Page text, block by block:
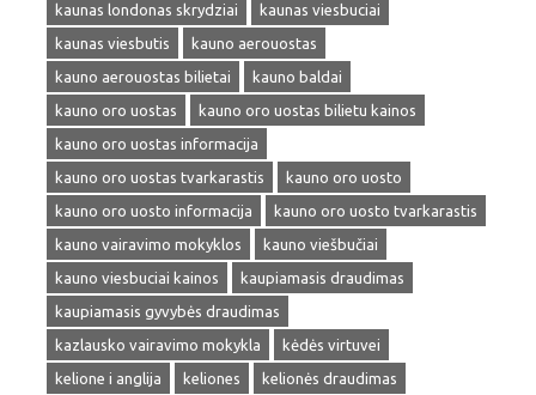
kaunas londonas skrydziai
kaunas viesbuciai
kaunas viesbutis
kauno aerouostas
kauno aerouostas bilietai
kauno baldai
kauno oro uostas
kauno oro uostas bilietu kainos
kauno oro uostas informacija
kauno oro uostas tvarkarastis
kauno oro uosto
kauno oro uosto informacija
kauno oro uosto tvarkarastis
kauno vairavimo mokyklos
kauno viešbučiai
kauno viesbuciai kainos
kaupiamasis draudimas
kaupiamasis gyvybės draudimas
kazlausko vairavimo mokykla
kėdės virtuvei
kelione i anglija
keliones
kelionės draudimas